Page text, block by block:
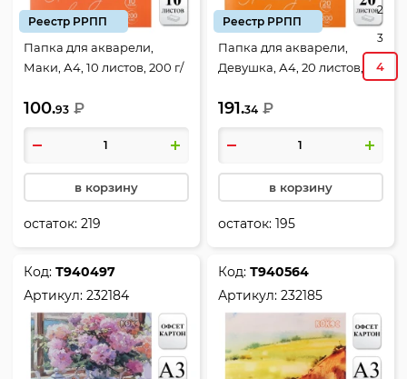
Реестр РРПП
Папка для акварели,
Маки, А4, 10 листов, 200 г/
232181
100.93 ₽
в корзину
остаток:219
Реестр РРПП
Папка для акварели,
Девушка, А4, 20 листов,
КОКОС, 232182
191.34 ₽
в корзину
остаток:195
Код:Т940497
Артикул:232184
Код:Т940564
Артикул:232185
2
3
4